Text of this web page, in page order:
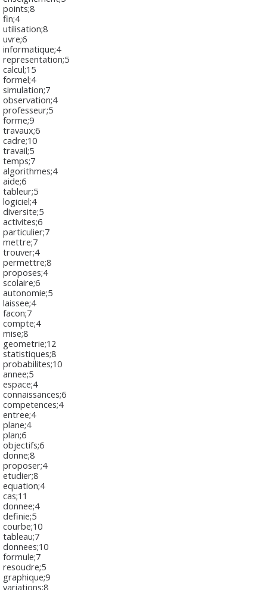
points;8
fin;4
utilisation;8
uvre;6
informatique;4
representation;5
calcul;15
formel;4
simulation;7
observation;4
professeur;5
forme;9
travaux;6
cadre;10
travail;5
temps;7
algorithmes;4
aide;6
tableur;5
logiciel;4
diversite;5
activites;6
particulier;7
mettre;7
trouver;4
permettre;8
proposes;4
scolaire;6
autonomie;5
laissee;4
facon;7
compte;4
mise;8
geometrie;12
statistiques;8
probabilites;10
annee;5
espace;4
connaissances;6
competences;4
entree;4
plane;4
plan;6
objectifs;6
donne;8
proposer;4
etudier;8
equation;4
cas;11
donnee;4
definie;5
courbe;10
tableau;7
donnees;10
formule;7
resoudre;5
graphique;9
variations;8